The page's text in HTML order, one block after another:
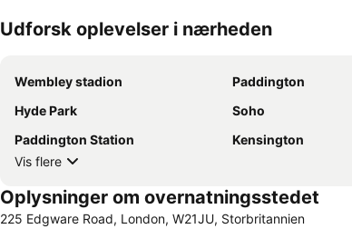
Udforsk oplevelser i nærheden
Wembley stadion Paddington
Hyde Park
Soho
Paddington Station
Kensington
Vis flere
Oplysninger om overnatningsstedet
225 Edgware Road, London, W21JU, Storbritannien